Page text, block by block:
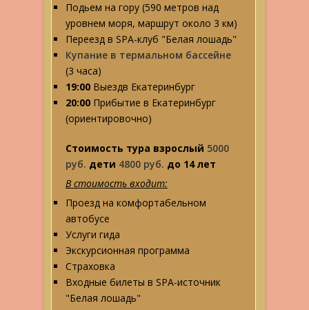
Подьем на гору (590 метров над
уровнем моря, маршрут около 3 км)
Переезд в SPA-клуб "Белая лошадь"
Купание в термальном бассейне
(3 часа)
19:00 Выездв Екатеринбург
20:00 Прибытие в Екатеринбург
(ориентировочно)
Стоимость тура взрослый 5000
руб. дети 4800 руб. до 14 лет
В стоимость входит:
Проезд на комфортабельном
автобусе
Услуги гида
Экскурсионная программа
Страховка
Входные билеты в SPA-источник
"Белая лошадь"